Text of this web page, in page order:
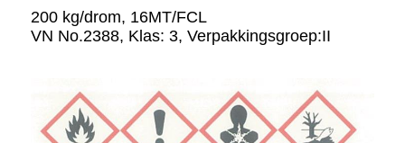
200 kg/drom, 16MT/FCL
VN No.2388, Klas: 3, Verpakkingsgroep:II